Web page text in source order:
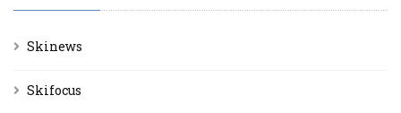
Skinews
Skifocus